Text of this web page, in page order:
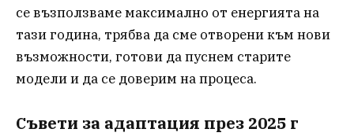
се възползваме максимално от енергията на
тази година, трябва да сме отворени към нови
възможности, готови да пуснем старите
модели и да се доверим на процеса.
Съвети за адаптация през 2025 г